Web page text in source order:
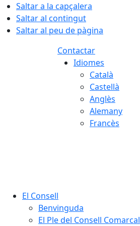
Saltar a la capçalera
Saltar al contingut
Saltar al peu de pàgina
Contactar
Idiomes
Català
Castellà
Anglès
Alemany
Francès
El Consell
Benvinguda
El Ple del Consell Comarcal